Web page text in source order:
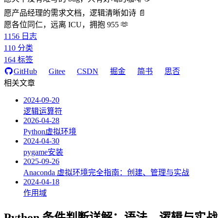
愿产品经理的需求文档，逻辑清晰如诗 📄
愿各位同仁，远离 ICU，拥抱 955 🫶
1156 日志
110 分类
164 标签
GitHub
Gitee CSDN 掘金 简书
思否
相关文章
2024-09-20
逻辑运算符
2026-04-28
Python虚拟环境
2024-04-30
pygame安装
2025-09-26
Anaconda 虚拟环境完全指南：创建、管理与实战
2024-04-18
作用域